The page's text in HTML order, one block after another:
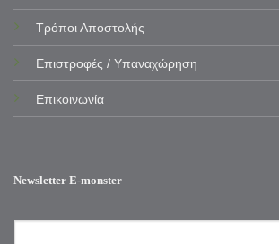
Τρόποι Αποστολής
Επιστροφές / Υπαναχώρηση
Επικοινωνία
Newsletter E-monster